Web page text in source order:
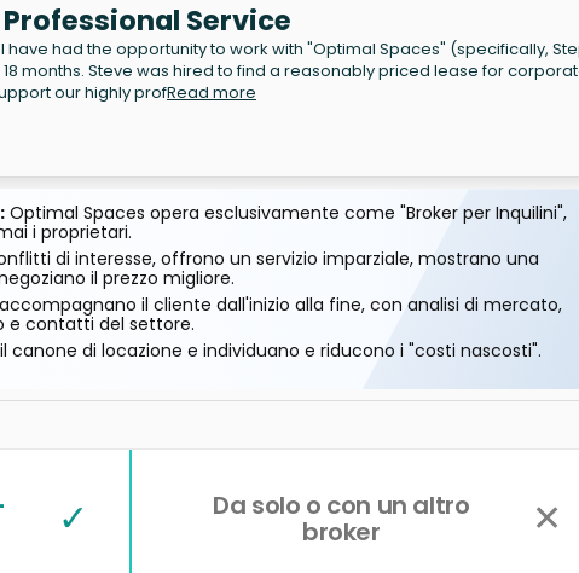
Service
have had the opportunity to work with "Optimal Spaces" (specifically,
months. Steve was hired to find a reasonably priced lease for
our highly profRead more
Optimal Spaces opera esclusivamente come "Broker per Inquilini",
i proprietari.
di interesse, offrono un servizio imparziale, mostrano una
il prezzo migliore.
il cliente dall'inizio alla fine, con analisi di mercato,
e contatti del settore.
canone di locazione e individuano e riducono i "costi nascosti".
✓ Da solo o con un altro
broker ✕